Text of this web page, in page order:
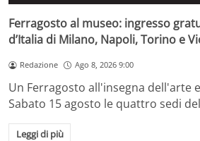
Ferragosto al museo: ingresso
d’Italia di Milano, Napoli, Torino e
Redazione Ago 8, 2026 9:00
Un Ferragosto all'insegna dell'arte
Sabato 15 agosto le quattro sedi
Leggi di più